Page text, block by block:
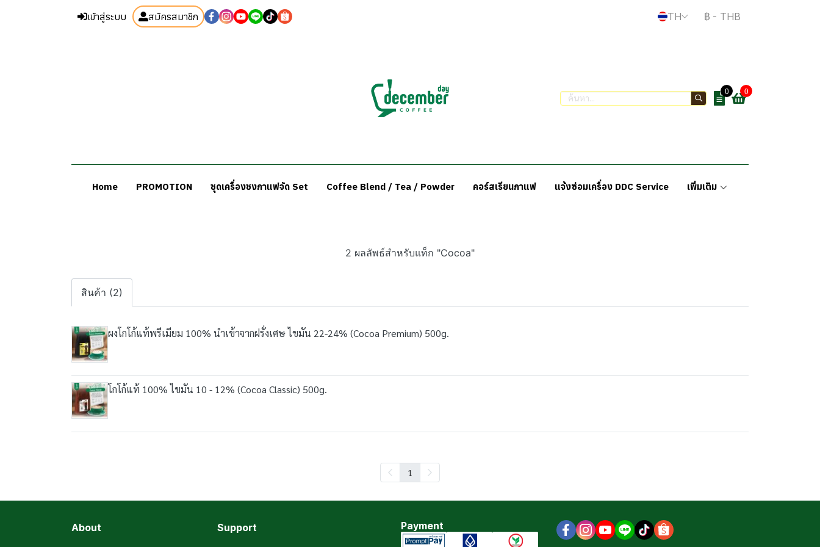
เข้าสู่ระบบ สมัครสมาชิก TH ฿ - THB
0 0
Home PROMOTION ชุดเครื่องชงกาแฟจัด Set Coffee Blend / Tea / Powder คอร์สเรียนกาแฟ แจ้งซ่อมเครื่อง DDC Service เพิ่มเติม
2 ผลลัพธ์สำหรับแท็ก "Cocoa"
สินค้า (2)
ผงโกโก้แท้พรีเมียม 100% นำเข้าจากฝรั่งเศษ ไขมัน 22-24% (Cocoa Premium) 500g.
โกโก้แท้ 100% ไขมัน 10 - 12% (Cocoa Classic) 500g.
1
About
Support
Payment